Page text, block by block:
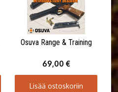
Osuva Range & Training
69,00 €
Lisää ostoskoriin